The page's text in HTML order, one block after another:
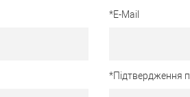
*E-Mail
*Підтвердження